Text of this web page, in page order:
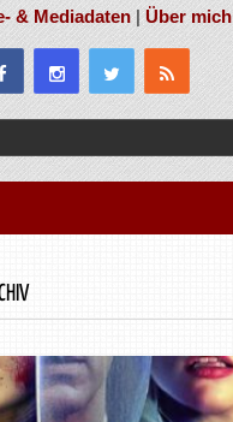
& Mediadaten|Über mich